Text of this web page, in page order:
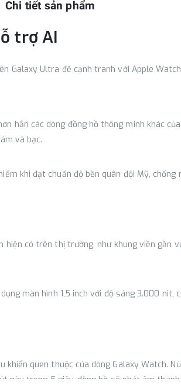
Chi tiết sản phẩm
trợ AI
Galaxy Ultra để cạnh tranh với Apple
hẳn các dòng đồng hồ thông minh khác
và bạc.
khi đạt chuẩn độ bền quân đội Mỹ,
có trên thị trường, như khung viền gần
màn hình 1,5 inch với độ sáng 3.000
quen thuộc của dòng Galaxy Watch.
trong 5 giây, đồng hồ sẽ phát âm